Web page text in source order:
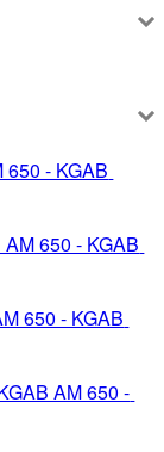
650 - KGAB
650 - KGAB
650 - KGAB
AM 650 -